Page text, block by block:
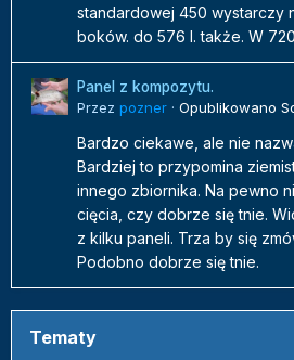
standardowej 450 wystarczy
boków. do 576 l. także. W
Panel z kompozytu.
Przez pozner · Opublikowano
Bardzo ciekawe, ale nie
Bardziej to przypomina
innego zbiornika. Na pewno
cięcia, czy dobrze się tnie.
z kilku paneli. Trza by się
Podobno dobrze się tnie.
Tematy